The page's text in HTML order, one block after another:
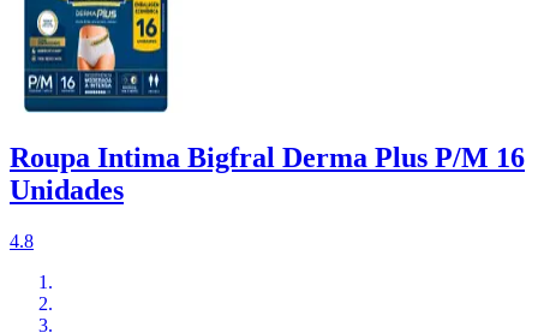
Roupa Intima Bigfral Derma Plus P/M 16
Unidades
4.8